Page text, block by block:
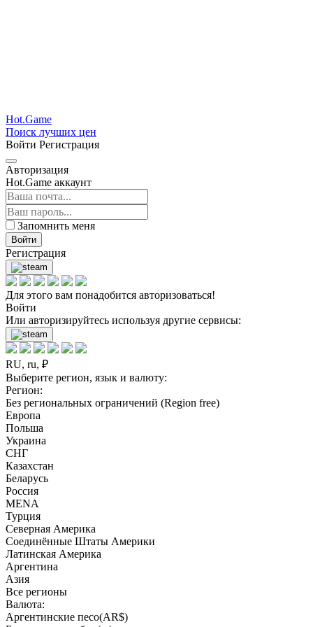
Hot.Game
Поиск лучших цен
Войти Регистрация
Авторизация
Hot.Game аккаунт
Запомнить меня
Войти
Регистрация
Для этого вам понадобится авторизоваться!
Войти
Или авторизируйтесь используя другие сервисы:
RU, ru, ₽
Выберите регион, язык и валюту:
Регион:
Без региональных ограничений (Region free)
Европа
Польша
Украина
СНГ
Казахстан
Беларусь
Россия
MENA
Турция
Северная Америка
Соединённые Штаты Америки
Латинская Америка
Аргентина
Азия
Все регионы
Валюта:
Аргентинские песо(AR$)